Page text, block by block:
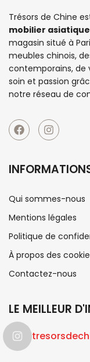
Trésors de Chine
mobilier
magasin situé à
meubles chinois,
contemporains, de
soin et passion
notre réseau de
Qui sommes-nous
Mentions légales
Politique de
À propos des
Contactez-nous
LE MEILLEUR